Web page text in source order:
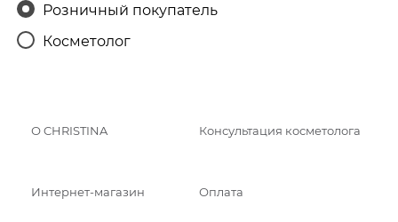
Розничный покупатель
Косметолог
О CHRISTINA Консультация косметолога
Интернет-магазин Оплата